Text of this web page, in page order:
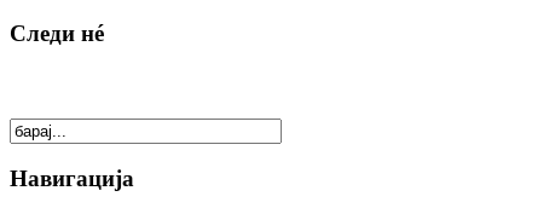
Следи нé
Навигација